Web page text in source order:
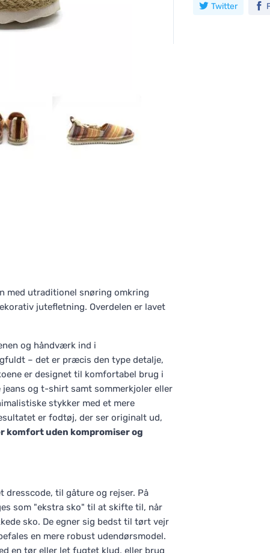
med utraditionel snøring omkring
jutefletning. Overdelen er lavet
og håndværk ind i
– det er præcis den type detalje,
er designet til komfortabel brug i
og t-shirt samt sommerkjoler eller
stykker med et mere
er fodtøj, der ser originalt ud,
komfort uden kompromiser og
til gåture og rejser. På
som "ekstra sko" til at skifte til, når
sko. De egner sig bedst til tørt vejr
en mere robust udendørsmodel.
en tør eller let fugtet klud, eller brug
Twitter